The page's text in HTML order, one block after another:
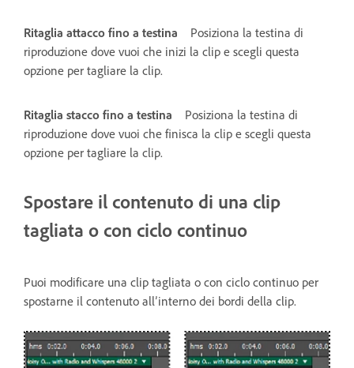
Ritaglia attacco fino a testina
Posiziona la testina di
riproduzione dove vuoi che inizi la clip e scegli questa
opzione per tagliare la clip.
Ritaglia stacco fino a testina
Posiziona la testina di
riproduzione dove vuoi che finisca la clip e scegli questa
opzione per tagliare la clip.
Spostare il contenuto di una clip
tagliata o con ciclo continuo
Puoi modificare una clip tagliata o con ciclo continuo per
spostarne il contenuto all’interno dei bordi della clip.